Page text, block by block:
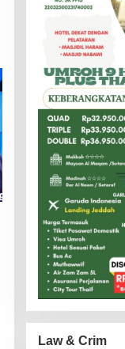
Law & Crim